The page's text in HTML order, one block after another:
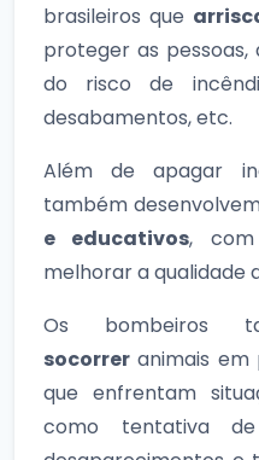
brasileiros que
proteger as pessoas,
do risco de
desabamentos, etc.
Além de apagar
também
e educativos,
melhorar a qualidade
Os bombeiros
socorrer animais em
que enfrentam
como tentativa de